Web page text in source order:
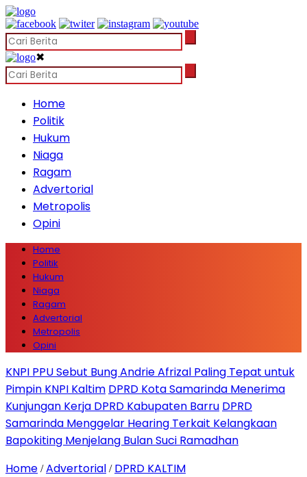
✖
Home
Politik
Hukum
Niaga
Ragam
Advertorial
Metropolis
Opini
Home
Politik
Hukum
Niaga
Ragam
Advertorial
Metropolis
Opini
KNPI PPU Sebut Bung Andrie Afrizal Paling Tepat untuk
Pimpin KNPI Kaltim DPRD Kota Samarinda Menerima
Kunjungan Kerja DPRD Kabupaten Barru DPRD
Samarinda Menggelar Hearing Terkait Kelangkaan
Bapokiting Menjelang Bulan Suci Ramadhan
Home /Advertorial / DPRD KALTIM